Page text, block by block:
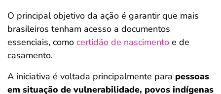
O principal objetivo da ação é garantir que mais
brasileiros tenham acesso a documentos
essenciais, como certidão de nascimento e de
casamento.
A iniciativa é voltada principalmente para pessoas
em situação de vulnerabilidade, povos indígenas